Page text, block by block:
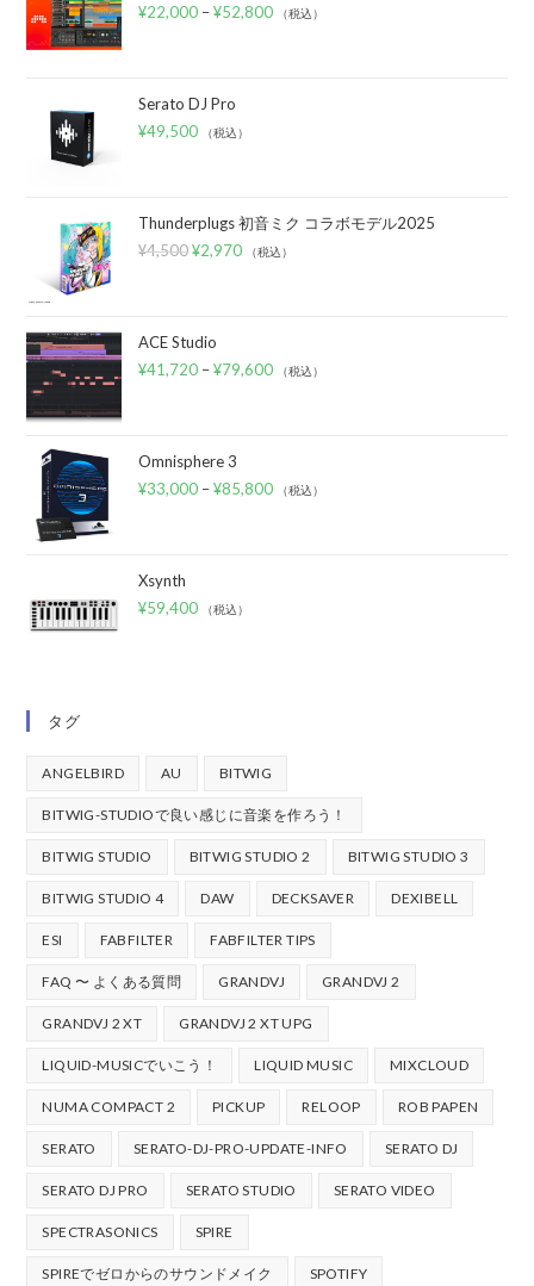
¥22,000 –¥52,800 （税込）
Serato DJ Pro
¥49,500 （税込）
Thunderplugs 初音ミク コラボモデル2025
¥4,500 ¥2,970 （税込）
ACE Studio
¥41,720 –¥79,600 （税込）
Omnisphere 3
¥33,000 –¥85,800 （税込）
Xsynth
¥59,400 （税込）
タグ
ANGELBIRD AU BITWIG
BITWIG-STUDIOで良い感じに音楽を作ろう！
BITWIG STUDIO BITWIG STUDIO 2 BITWIG STUDIO 3
BITWIG STUDIO 4 DAW DECKSAVER DEXIBELL
ESI FABFILTER FABFILTER TIPS
FAQ 〜 よくある質問 GRANDVJ GRANDVJ 2
GRANDVJ 2 XT GRANDVJ 2 XT UPG
LIQUID-MUSICでいこう！ LIQUID MUSIC MIXCLOUD
NUMA COMPACT 2 PICKUP RELOOP ROB PAPEN
SERATO SERATO-DJ-PRO-UPDATE-INFO SERATO DJ
SERATO DJ PRO SERATO STUDIO SERATO VIDEO
SPECTRASONICS SPIRE
SPIREでゼロからのサウンドメイク SPOTIFY